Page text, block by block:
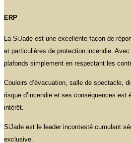
ERP
La SiJade est une excellente façon de
et particulières de protection incendie.
plafonds simplement en respectant les
Couloirs d’évacuation, salle de spectacle,
risque d’incendie et ses conséquences
intérêt.
SiJade est le leader incontesté cumulant
exclusive.